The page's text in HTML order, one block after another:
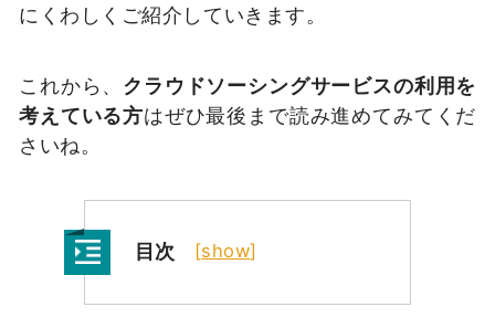
にくわしくご紹介していきます。
これから、 クラウドソーシングサービスの利用を
考えている方はぜひ最後まで読み進めてみてくだ
さいね。
目次 [show]